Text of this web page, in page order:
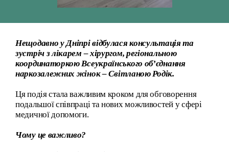
Нещодавно у Дніпрі відбулася консультація та
зустріч з лікарем – хірургом, регіональною
координаторкою Всеукраїнського об’єднання
наркозалежних жінок –Світланою Родік.
Ця подія стала важливим кроком для обговорення
подальшої співпраці та нових можливостей у сфері
медичної допомоги.
Чому це важливо?